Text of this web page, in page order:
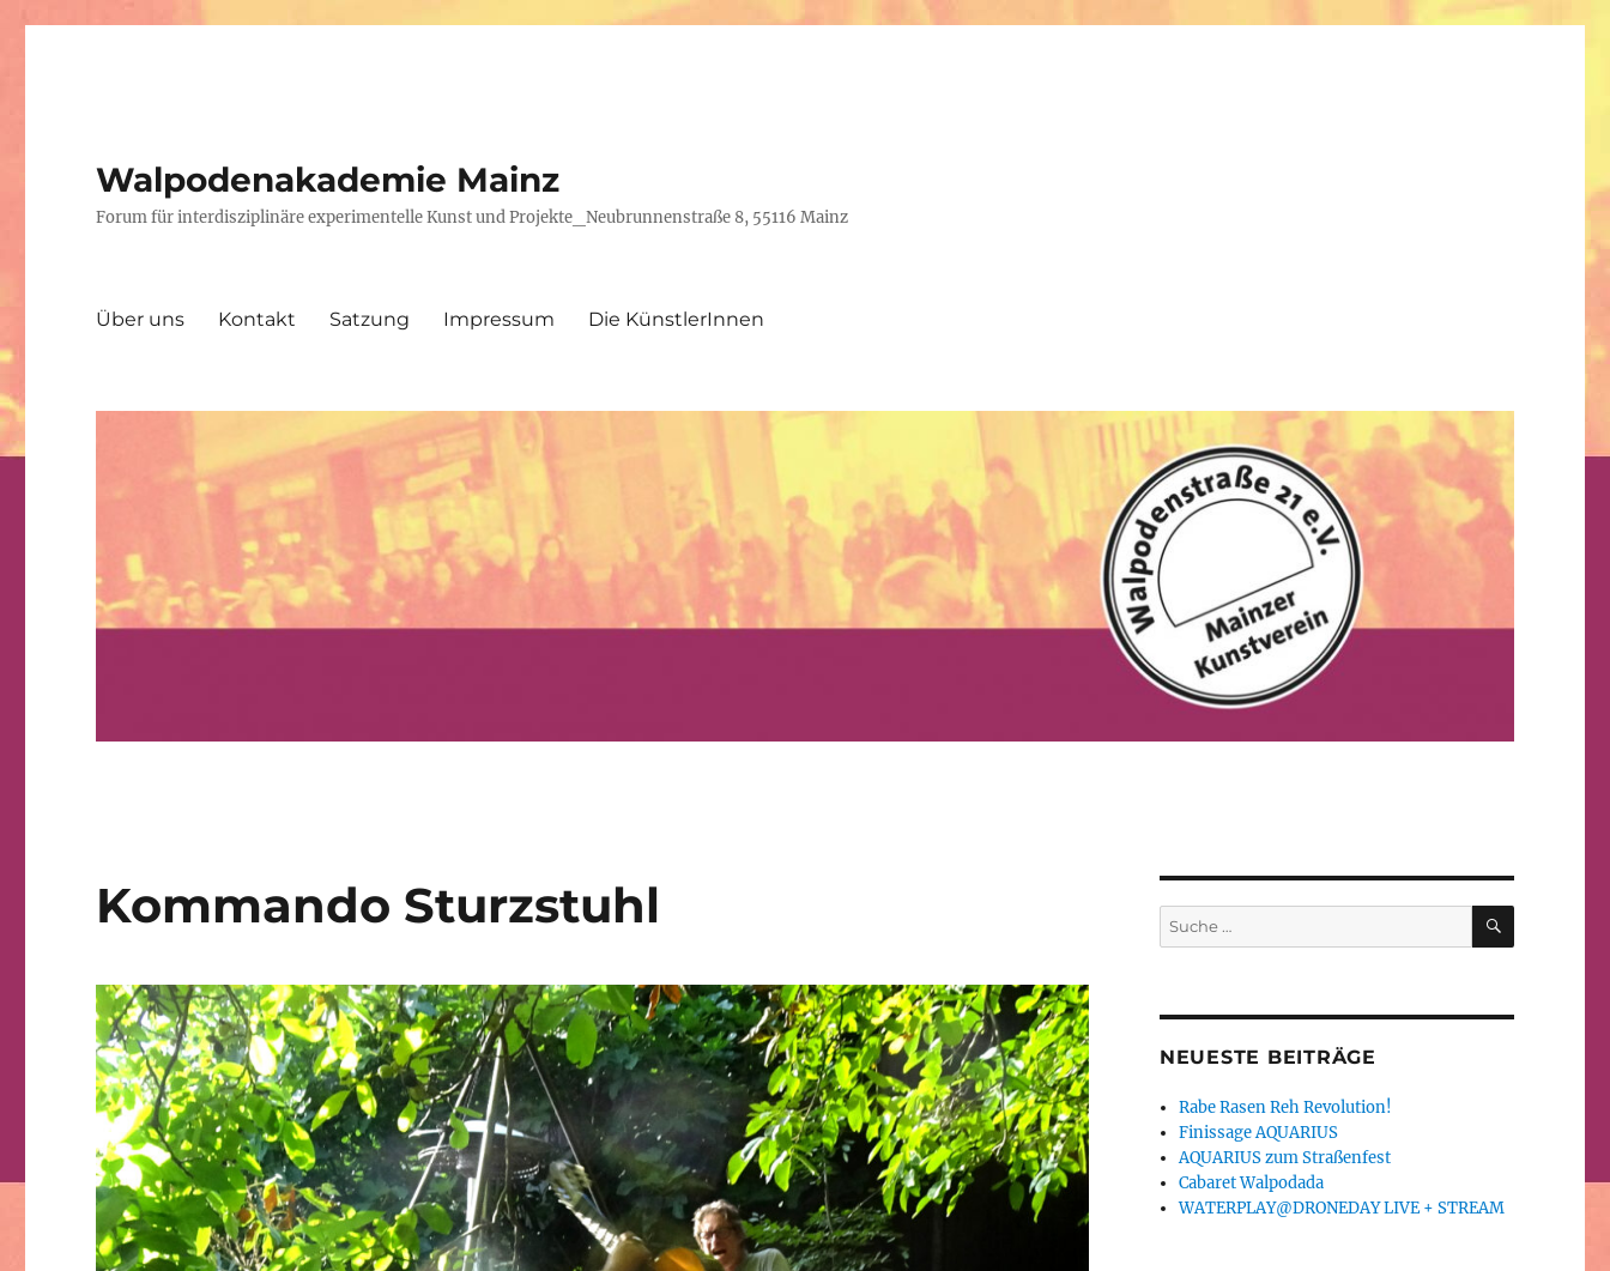
Walpodenakademie Mainz
Forum für interdisziplinäre experimentelle Kunst und Projekte_Neubrunnenstraße 8, 55116 Mainz
Über uns Kontakt Satzung Impressum Die KünstlerInnen
Kommando Sturzstuhl
Suche
nach:
SUCHE
NEUESTE BEITRÄGE
Rabe Rasen Reh Revolution!
Finissage AQUARIUS
AQUARIUS zum Straßenfest
Cabaret Walpodada
WATERPLAY@DRONEDAY LIVE + STREAM